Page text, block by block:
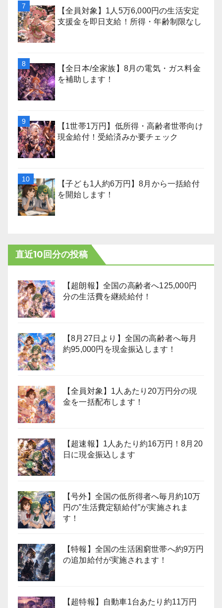
【全員対象】1人5万6,000円の生活安定
支援金を即日支給！所得・年齢制限なし
【全日本/全家族】8月の電気・ガス料金
を補助します！
【1世帯1万円】低所得・高齢者世帯向け
現金給付！受給済みか要チェック
【子ども1人約6万円】8月から一括給付
を開始します！
直近10回分の投稿
【超朗報】全国の高齢者へ125,000円
分の生活費を継続給付！
【8月27日より】全国の高齢者へ毎月
約95,000円を現金振込します！
【全員対象】1人あたり20万円分の現
金を一括配布します！
【超速報】1人あたり約16万円！8月20
日に現金振込します
【号外】全国の低所得者へ毎月約10万
円の”生活費定額給付”が実施されま
す！
【特報】全国の生活困窮世帯へ約9万円
の追加給付が実施されます！
【超特報】自動車1台あたり約11万円